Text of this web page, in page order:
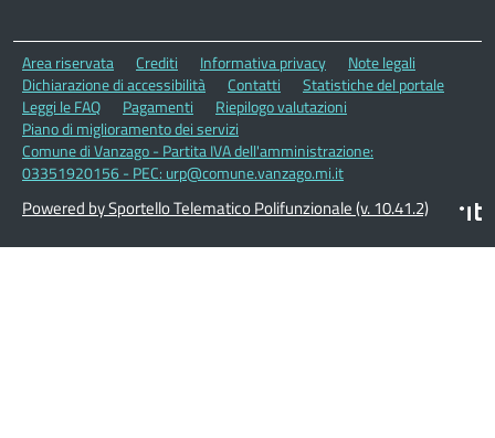
Area riservata Crediti Informativa privacy
Note legali
Dichiarazione di accessibilità
Contatti
Statistiche del portale
Leggi le FAQ
Pagamenti
Riepilogo valutazioni
Piano di miglioramento dei servizi
Comune di Vanzago - Partita IVA dell'amministrazione:
03351920156 - PEC: urp@comune.vanzago.mi.it
Powered by Sportello Telematico Polifunzionale (v. 10.41.2)